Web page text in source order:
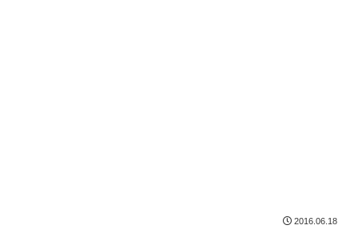
2016.06.18